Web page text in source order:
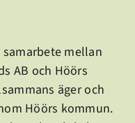
mellan
AB och Höörs
äger och
Höörs kommun.